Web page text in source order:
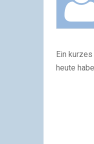
Ein
heute